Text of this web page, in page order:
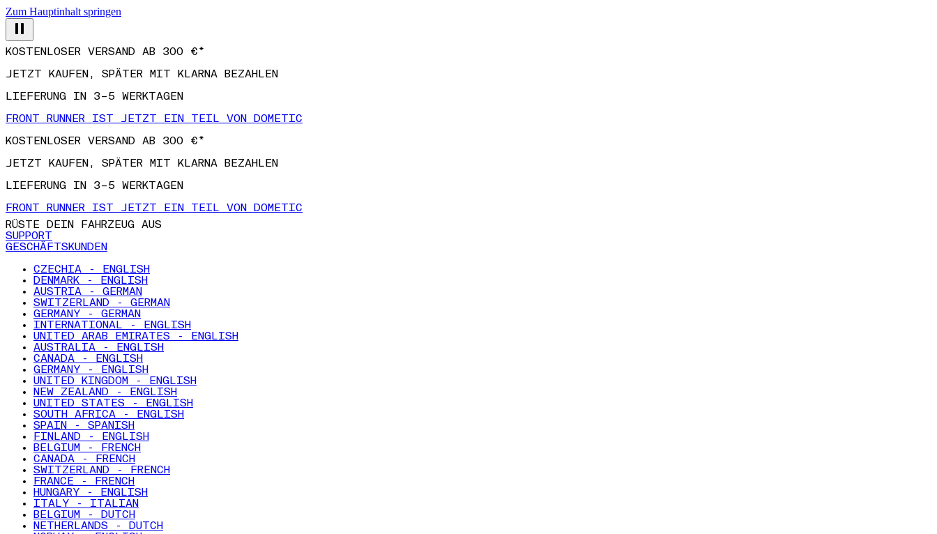
Zum Hauptinhalt springen
KOSTENLOSER VERSAND AB 300 €*
JETZT KAUFEN, SPÄTER MIT KLARNA BEZAHLEN
LIEFERUNG IN 3–5 WERKTAGEN
FRONT RUNNER IST JETZT EIN TEIL VON DOMETIC
KOSTENLOSER VERSAND AB 300 €*
JETZT KAUFEN, SPÄTER MIT KLARNA BEZAHLEN
LIEFERUNG IN 3–5 WERKTAGEN
FRONT RUNNER IST JETZT EIN TEIL VON DOMETIC
RÜSTE DEIN FAHRZEUG AUS
SUPPORT
GESCHÄFTSKUNDEN
CZECHIA - ENGLISH
DENMARK - ENGLISH
AUSTRIA - GERMAN
SWITZERLAND - GERMAN
GERMANY - GERMAN
INTERNATIONAL - ENGLISH
UNITED ARAB EMIRATES - ENGLISH
AUSTRALIA - ENGLISH
CANADA - ENGLISH
GERMANY - ENGLISH
UNITED KINGDOM - ENGLISH
NEW ZEALAND - ENGLISH
UNITED STATES - ENGLISH
SOUTH AFRICA - ENGLISH
SPAIN - SPANISH
FINLAND - ENGLISH
BELGIUM - FRENCH
CANADA - FRENCH
SWITZERLAND - FRENCH
FRANCE - FRENCH
HUNGARY - ENGLISH
ITALY - ITALIAN
BELGIUM - DUTCH
NETHERLANDS - DUTCH